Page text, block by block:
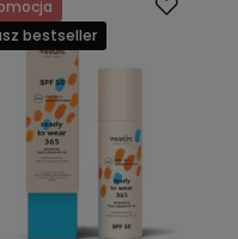
świat pielęgnacji już
na rynku!
bestseller